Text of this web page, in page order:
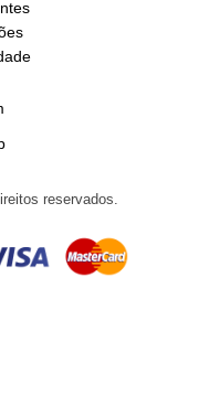
reservados.